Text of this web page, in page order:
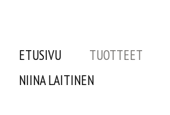
ETUSIVU TUOTTEET
NIINA LAITINEN